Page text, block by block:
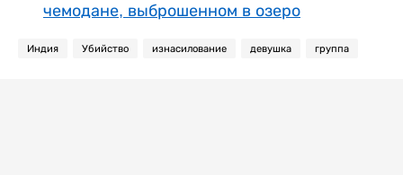
чемодане, выброшенном в озеро
Индия Убийство изнасилование девушка группа